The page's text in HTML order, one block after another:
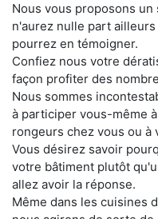
Nous vous proposons
n'aurez nulle part
pourrez en témoigner.
Confiez nous votre
façon profiter des
Nous sommes
à participer vous-même
rongeurs chez vous ou à
Vous désirez savoir
votre bâtiment plutôt
allez avoir la réponse.
Même dans les cuisines